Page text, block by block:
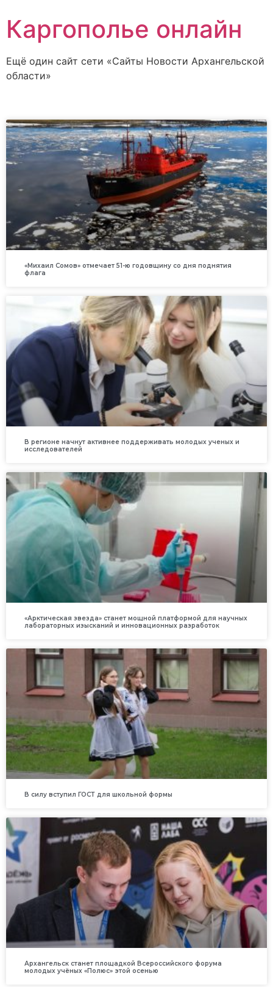
Каргополье онлайн
Ещё один сайт сети «Сайты Новости Архангельской
области»
«Михаил Сомов» отмечает 51-ю годовщину со дня поднятия
флага
В регионе начнут активнее поддерживать молодых ученых и
исследователей
«Арктическая звезда» станет мощной платформой для научных
лабораторных изысканий и инновационных разработок
В силу вступил ГОСТ для школьной формы
Архангельск станет площадкой Всероссийского форума
молодых учёных «Полюс» этой осенью